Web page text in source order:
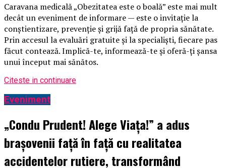
Caravana medicală „Obezitatea este o boală” este mai mult
decât un eveniment de informare — este o invitație la
conștientizare, prevenție și grijă față de propria sănătate.
Prin accesul la evaluări gratuite și la specialiști, fiecare pas
făcut contează. Implică-te, informează-te și oferă-ți șansa
unui început mai sănătos.
Citeste in continuare
Eveniment
„Condu Prudent! Alege Viața!” a adus
brașovenii față în față cu realitatea
accidentelor rutiere, transformând